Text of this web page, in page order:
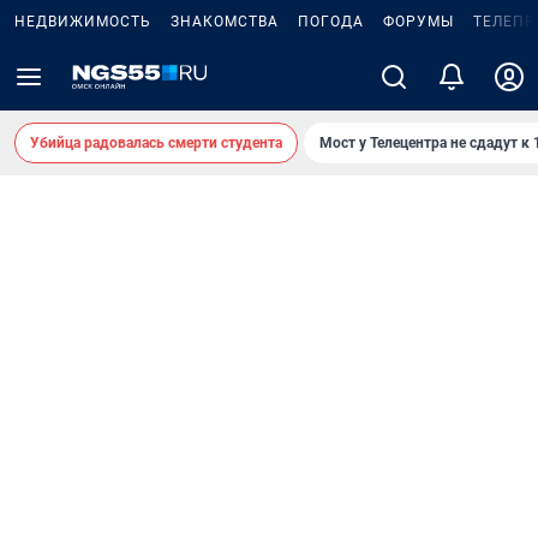
НЕДВИЖИМОСТЬ ЗНАКОМСТВА ПОГОДА ФОРУМЫ
Убийца радовалась смерти студента Мост у Телецентра не сдадут к